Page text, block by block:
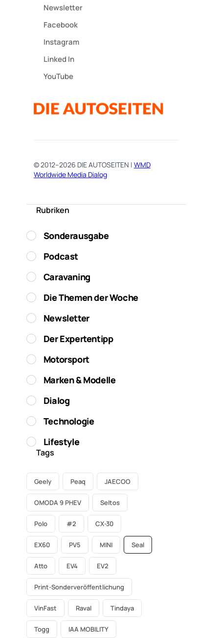
Newsletter
Facebook
Instagram
Linked In
YouTube
© 2012–2026 DIE AUTOSEITEN | WMD
Worldwide Media Dialog
Rubriken
Sonderausgabe
Podcast
Caravaning
Die Themen der Woche
Newsletter
Der Expertentipp
Motorsport
Marken & Modelle
Dialog
Technologie
Lifestyle
Tags
Geely Peaq JAECOO
OMODA 9 PHEV Seltos
Polo #2 CX-30
EX60 PV5 MINI Seal
Atto EV4 EV2
Print-Sonderveröffentlichung
VinFast Raval Tindaya
Togg IAA MOBILITY